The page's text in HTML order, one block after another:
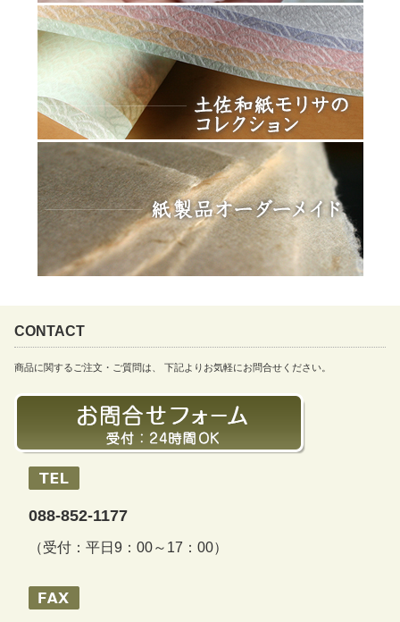
CONTACT
商品に関するご注文・ご質問は、 下記よりお気軽にお問合せください。
088-852-1177
（受付：平日9：00～17：00）